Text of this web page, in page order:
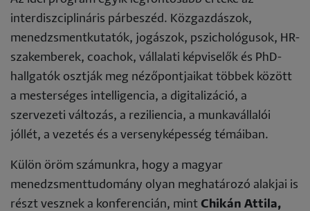
interdiszciplináris párbeszéd. Közgazdászok,
menedzsmentkutatók, jogászok, pszichológusok, HR-
szakemberek, coachok, vállalati képviselők és PhD-
hallgatók osztják meg nézőpontjaikat többek között
a mesterséges intelligencia, a digitalizáció, a
szervezeti változás, a reziliencia, a munkavállalói
jóllét, a vezetés és a versenyképesség témáiban.
Külön öröm számunkra, hogy a magyar
menedzsmenttudomány olyan meghatározó alakjai is
részt vesznek a konferencián, mint Chikán Attila,